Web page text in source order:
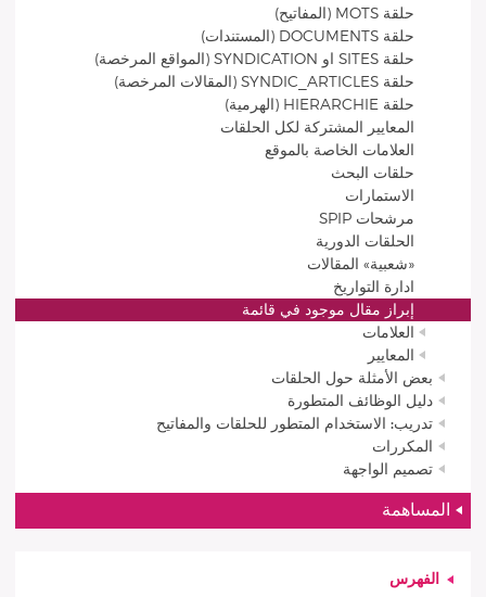
حلقة MOTS (المفاتيح)
حلقة DOCUMENTS (المستندات)
حلقة SITES او SYNDICATION (المواقع المرخصة)
حلقة SYNDIC_ARTICLES (المقالات المرخصة)
حلقة HIERARCHIE (الهرمية)
المعايير المشتركة لكل الحلقات
العلامات الخاصة بالموقع
حلقات البحث
الاستمارات
مرشحات SPIP
الحلقات الدورية
«شعبية» المقالات
ادارة التواريخ
إبراز مقال موجود في قائمة
العلامات
المعايير
بعض الأمثلة حول الحلقات
دليل الوظائف المتطورة
تدريب: الاستخدام المتطور للحلقات والمفاتيح
المكررات
تصميم الواجهة
المساهمة
الفهرس